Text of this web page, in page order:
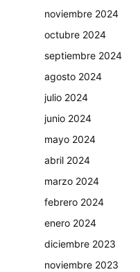
noviembre 2024
octubre 2024
septiembre 2024
agosto 2024
julio 2024
junio 2024
mayo 2024
abril 2024
marzo 2024
febrero 2024
enero 2024
diciembre 2023
noviembre 2023